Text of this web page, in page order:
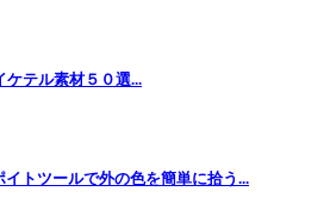
ケテル素材５０選...
トツールで外の色を簡単に拾う...